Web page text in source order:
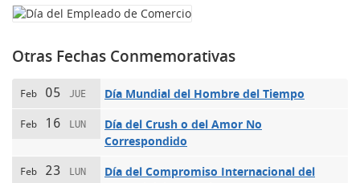
Otras Fechas Conmemorativas
Feb 05 JUE Día Mundial del Hombre del Tiempo
Feb 16 LUN
Día del Crush o del Amor No
Correspondido
Feb 23 LUN
Día del Compromiso Internacional del